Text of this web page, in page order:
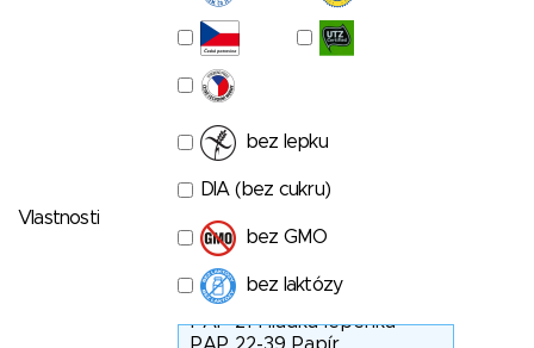
Vlastnosti
bez lepku
DIA (bez cukru)
bez GMO
bez laktózy